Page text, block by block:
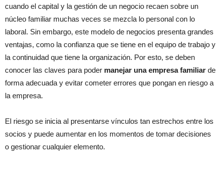
cuando el capital y la gestión de un negocio recaen sobre un
núcleo familiar muchas veces se mezcla lo personal con lo
laboral. Sin embargo, este modelo de negocios presenta grandes
ventajas, como la confianza que se tiene en el equipo de trabajo y
la continuidad que tiene la organización. Por esto, se deben
conocer las claves para poder manejar una empresa familiar de
forma adecuada y evitar cometer errores que pongan en riesgo a
la empresa.
El riesgo se inicia al presentarse vínculos tan estrechos entre los
socios y puede aumentar en los momentos de tomar decisiones
o gestionar cualquier elemento.